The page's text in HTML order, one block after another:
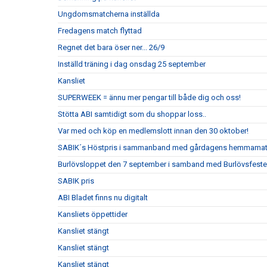
Ungdomsmatcherna inställda
Fredagens match flyttad
Regnet det bara öser ner... 26/9
Inställd träning i dag onsdag 25 september
Kansliet
SUPERWEEK = ännu mer pengar till både dig och oss!
Stötta ABI samtidigt som du shoppar loss..
Var med och köp en medlemslott innan den 30 oktober!
SABIK´s Höstpris i sammanband med gårdagens
Burlövsloppet den 7 september i samband med
SABIK pris
ABI Bladet finns nu digitalt
Kansliets öppettider
Kansliet stängt
Kansliet stängt
Kansliet stängt